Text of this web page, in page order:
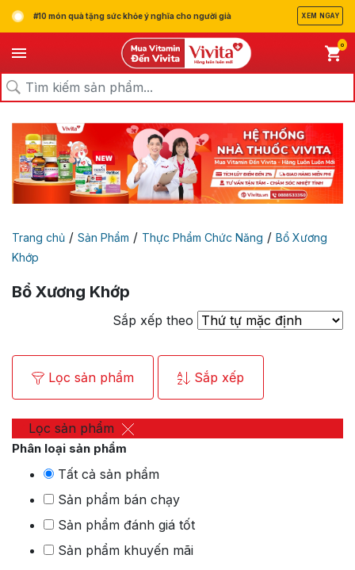
#10 món quà tặng sức khỏe ý nghĩa cho người già XEM NGAY
0
Trang chủ / Sản Phẩm / Thực Phẩm Chức Năng / Bổ Xương
Khớp
Bổ Xương Khớp
Sắp xếp theo
Lọc sản phẩm Sắp xếp
Lọc sản phẩm
Phân loại sản phẩm
Tất cả sản phẩm
Sản phẩm bán chạy
Sản phẩm đánh giá tốt
Sản phẩm khuyến mãi